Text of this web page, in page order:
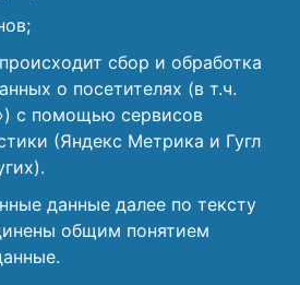
сбор и обработка
о посетителях (в т.ч.
с помощью сервисов
(Яндекс Метрика и Гугл
данные далее по тексту
общим понятием